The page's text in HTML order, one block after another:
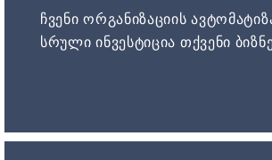
ჩვენი ორგანიზაციის
სრული ინვესტიცია თქვენი